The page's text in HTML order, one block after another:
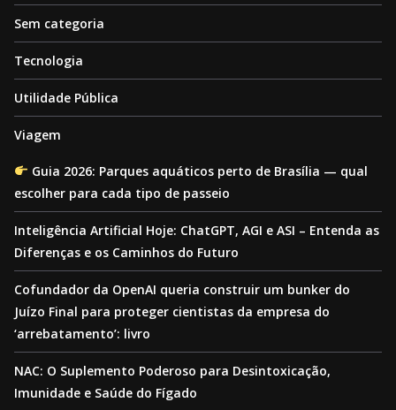
Sem categoria
Tecnologia
Utilidade Pública
Viagem
Guia 2026: Parques aquáticos perto de Brasília — qual
escolher para cada tipo de passeio
Inteligência Artificial Hoje: ChatGPT, AGI e ASI – Entenda as
Diferenças e os Caminhos do Futuro
Cofundador da OpenAI queria construir um bunker do
Juízo Final para proteger cientistas da empresa do
‘arrebatamento’: livro
NAC: O Suplemento Poderoso para Desintoxicação,
Imunidade e Saúde do Fígado